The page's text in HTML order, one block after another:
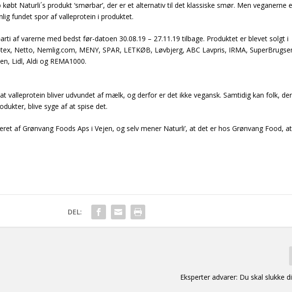
Naturli´s produkt ‘smørbar’, der er et alternativ til det klassiske smør. Men veganerne
fundet spor af valleprotein i produktet.
af varerne med bedst før-datoen 30.08.19 – 27.11.19 tilbage. Produktet er blevet solgt i
Netto, Nemlig.com, MENY, SPAR, LETKØB, Løvbjerg, ABC Lavpris, IRMA,
Lidl, Aldi og REMA1000.
valleprotein bliver udvundet af mælk, og derfor er det ikke vegansk. Samtidig kan folk,
blive syge af at spise det.
af Grønvang Foods Aps i Vejen, og selv mener Naturli’, at det er hos Grønvang Food, at
DEL:
Eksperter advarer: Du skal slukke